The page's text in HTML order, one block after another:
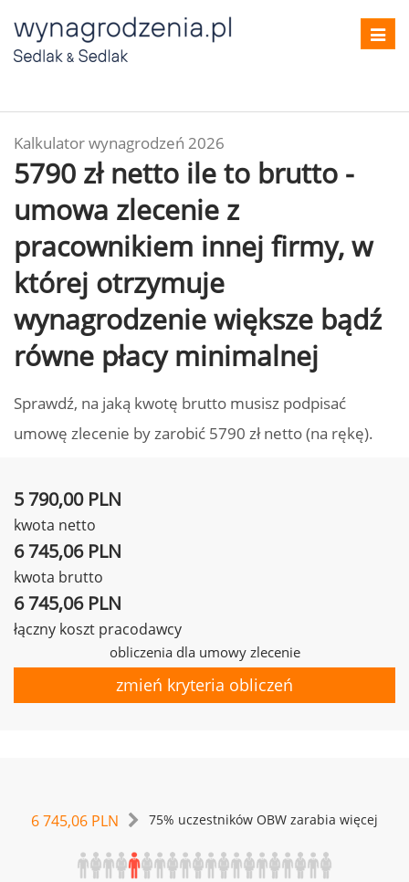
Kalkulator wynagrodzeń 2026
5790 zł netto ile to brutto -
umowa zlecenie z
pracownikiem innej firmy, w
której otrzymuje
wynagrodzenie większe bądź
równe płacy minimalnej
Sprawdź, na jaką kwotę brutto musisz podpisać
umowę zlecenie by zarobić 5790 zł netto (na rękę).
5 790,00 PLN
kwota netto
6 745,06 PLN
kwota brutto
6 745,06 PLN
łączny koszt pracodawcy
obliczenia dla umowy zlecenie
zmień kryteria obliczeń
6 745,06 PLN 75% uczestników OBW zarabia więcej